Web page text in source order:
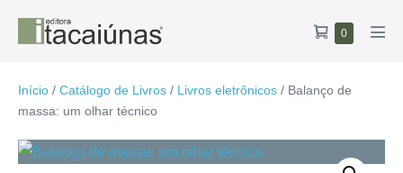
conteúdo
Carrinho
0Itens
Início / Catálogo de Livros / Livros eletrônicos / Balanço de
massa: um olhar técnico